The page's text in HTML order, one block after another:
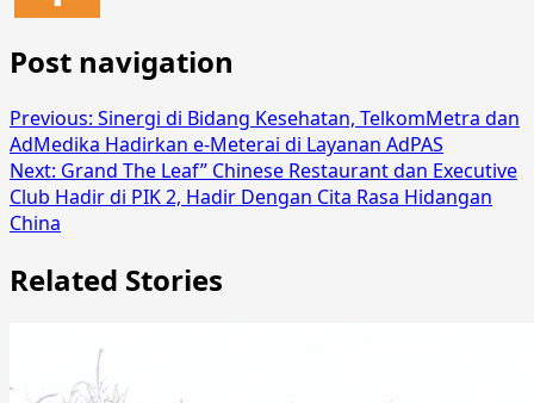
Post navigation
Previous: Sinergi di Bidang Kesehatan, TelkomMetra dan
AdMedika Hadirkan e-Meterai di Layanan AdPAS
Next: Grand The Leaf” Chinese Restaurant dan Executive
Club Hadir di PIK 2, Hadir Dengan Cita Rasa Hidangan
China
Related Stories